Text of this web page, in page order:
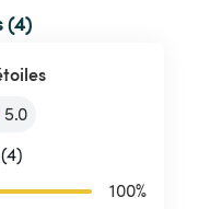
(4)
5.0
100%